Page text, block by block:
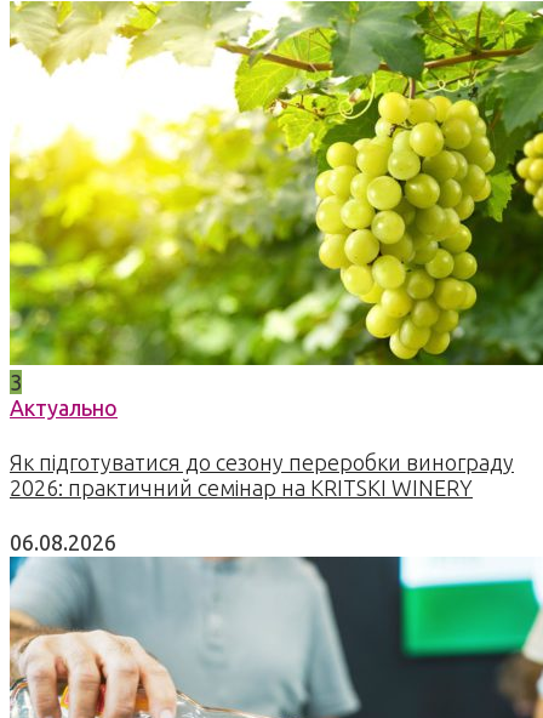
3
Актуально
Як підготуватися до сезону переробки винограду
2026: практичний семінар на KRITSKI WINERY
06.08.2026